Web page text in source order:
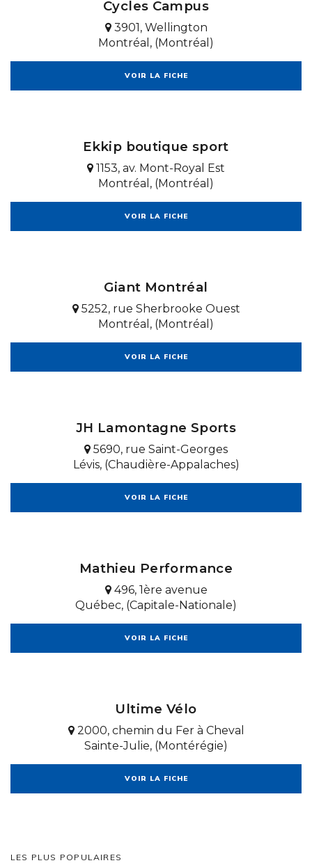
Cycles Campus
3901, Wellington
Montréal, (Montréal)
VOIR LA FICHE
Ekkip boutique sport
1153, av. Mont-Royal Est
Montréal, (Montréal)
VOIR LA FICHE
Giant Montréal
5252, rue Sherbrooke Ouest
Montréal, (Montréal)
VOIR LA FICHE
JH Lamontagne Sports
5690, rue Saint-Georges
Lévis, (Chaudière-Appalaches)
VOIR LA FICHE
Mathieu Performance
496, 1ère avenue
Québec, (Capitale-Nationale)
VOIR LA FICHE
Ultime Vélo
2000, chemin du Fer à Cheval
Sainte-Julie, (Montérégie)
VOIR LA FICHE
LES PLUS POPULAIRES